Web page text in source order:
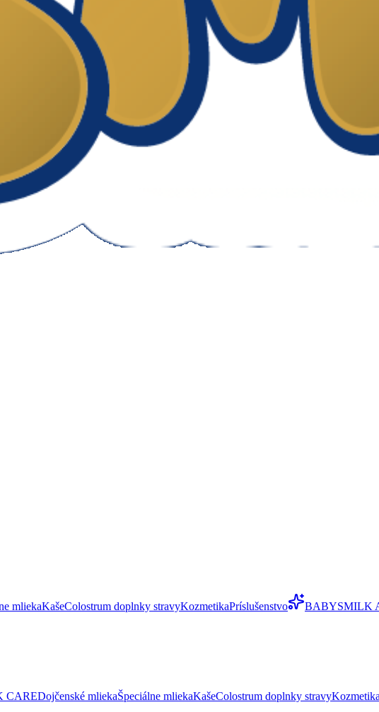
mliekaKašeColostrum doplnky stravyKozmetikaPríslušenstvo BABYSMILK
CAREDojčenské mliekaŠpeciálne mliekaKašeColostrum doplnky stravyKozmetika